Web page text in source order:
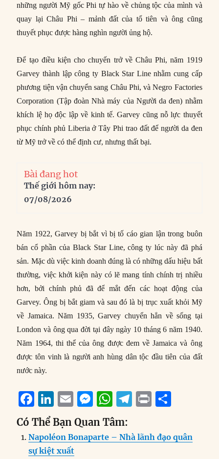
những người Mỹ gốc Phi tự hào về chủng tộc của mình và
quay lại Châu Phi – mảnh đất của tổ tiên và ông cũng
thuyết phục được hàng nghìn người ủng hộ.
Để tạo điều kiện cho chuyến trở về Châu Phi, năm 1919
Garvey thành lập công ty Black Star Line nhằm cung cấp
phương tiện vận chuyển sang Châu Phi, và Negro Factories
Corporation (Tập đoàn Nhà máy của Người da đen) nhằm
khích lệ họ độc lập về kinh tế. Garvey cũng nỗ lực thuyết
phục chính phủ Liberia ở Tây Phi trao đất để người da đen
từ Mỹ trở về có thể định cư, nhưng thất bại.
Bài đang hot
Thế giới hôm nay:
07/08/2026
Năm 1922, Garvey bị bắt vì bị tố cáo gian lận trong buôn
bán cổ phần của Black Star Line, công ty lúc này đã phá
sản. Mặc dù việc kinh doanh đúng là có những dấu hiệu bất
thường, việc khởi kiện này có lẽ mang tính chính trị nhiều
hơn, bởi chính phủ đã để mắt đến các hoạt động của
Garvey. Ông bị bắt giam và sau đó là bị trục xuất khỏi Mỹ
về Jamaica. Năm 1935, Garvey chuyển hẳn về sống tại
London và ông qua đời tại đây ngày 10 tháng 6 năm 1940.
Năm 1964, thi thể của ông được đem về Jamaica và ông
được tôn vinh là người anh hùng dân tộc đầu tiên của đất
nước này.
F
a
c
e
Li
n
k
e
E
m
ai
l
M
ss
e
W
h
at
s
T
e
g
P
n
t
re
Có Thể Bạn Quan Tâm:
Napoléon Bonaparte – Nhà lãnh đạo quân
sự kiệt xuất